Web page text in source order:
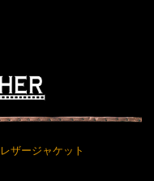
レザージャケット